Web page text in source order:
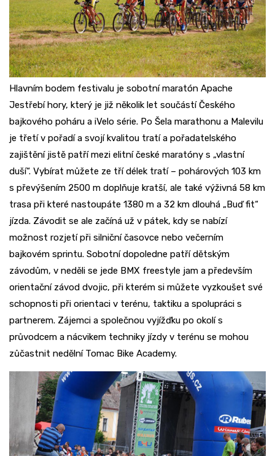
Hlavním bodem festivalu je sobotní maratón Apache
Jestřebí hory, který je již několik let součástí Českého
bajkového poháru a iVelo série. Po Šela marathonu a Malevilu
je třetí v pořadí a svojí kvalitou tratí a pořadatelského
zajištění jistě patří mezi elitní české maratóny s „vlastní
duší“. Vybírat můžete ze tří délek tratí – pohárových 103 km
s převýšením 2500 m doplňuje kratší, ale také výživná 58 km
trasa při které nastoupáte 1380 m a 32 km dlouhá „Buď fit“
jízda. Závodit se ale začíná už v pátek, kdy se nabízí
možnost rozjetí při silniční časovce nebo večerním
bajkovém sprintu. Sobotní dopoledne patří dětským
závodům, v neděli se jede BMX freestyle jam a především
orientační závod dvojic, při kterém si můžete vyzkoušet své
schopnosti při orientaci v terénu, taktiku a spolupráci s
partnerem. Zájemci a společnou vyjížďku po okolí s
průvodcem a nácvikem techniky jízdy v terénu se mohou
zůčastnit nedělní Tomac Bike Academy.